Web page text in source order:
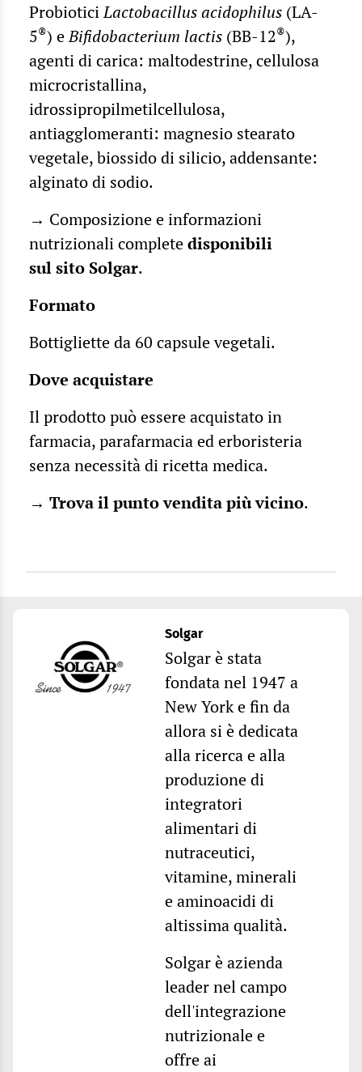
ProbioticiLactobacillus acidophilus (LA-
5®) eBifidobacterium lactis (BB-12®),
agenti di carica: maltodestrine, cellulosa
microcristallina,
idrossipropilmetilcellulosa,
antiagglomeranti: magnesio stearato
vegetale, biossido di silicio, addensante:
alginato di sodio.
→ Composizione e informazioni
nutrizionali completedisponibili
sulsito Solgar.
Formato
Bottigliette da 60 capsule vegetali.
Dove acquistare
Il prodotto può essere acquistato in
farmacia, parafarmacia ed erboristeria
senza necessità di ricetta medica.
→ Trova il punto vendita più vicino.
Solgar
Solgar è stata
fondata nel 1947 a
New York e fin da
allora si è dedicata
alla ricerca e alla
produzione di
integratori
alimentari di
nutraceutici,
vitamine, minerali
e aminoacidi di
altissima qualità.
Solgar è azienda
leader nel campo
dell'integrazione
nutrizionale e
offre ai